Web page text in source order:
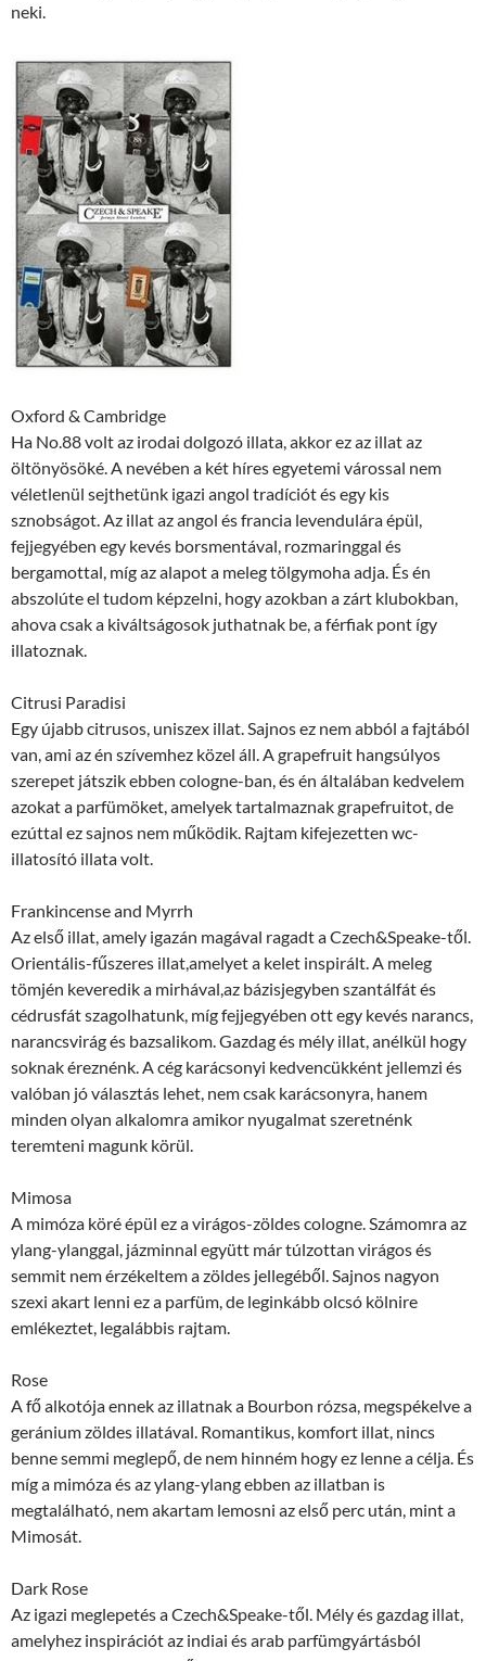
neki.
Oxford & Cambridge
Ha No.88 volt az irodai dolgozó illata, akkor ez az illat az
öltönyösöké. A nevében a két híres egyetemi várossal nem
véletlenül sejthetünk igazi angol tradíciót és egy kis
sznobságot. Az illat az angol és francia levendulára épül,
fejjegyében egy kevés borsmentával, rozmaringgal és
bergamottal, míg az alapot a meleg tölgymoha adja. És én
abszolúte el tudom képzelni, hogy azokban a zárt klubokban,
ahova csak a kiváltságosok juthatnak be, a férfiak pont így
illatoznak.
Citrusi Paradisi
Egy újabb citrusos, uniszex illat. Sajnos ez nem abból a fajtából
van, ami az én szívemhez közel áll. A grapefruit hangsúlyos
szerepet játszik ebben cologne-ban, és én általában kedvelem
azokat a parfümöket, amelyek tartalmaznak grapefruitot, de
ezúttal ez sajnos nem működik. Rajtam kifejezetten wc-
illatosító illata volt.
Frankincense and Myrrh
Az első illat, amely igazán magával ragadt a Czech&Speake-től.
Orientális-fűszeres illat,amelyet a kelet inspirált. A meleg
tömjén keveredik a mirhával,az bázisjegyben szantálfát és
cédrusfát szagolhatunk, míg fejjegyében ott egy kevés narancs,
narancsvirág és bazsalikom. Gazdag és mély illat, anélkül hogy
soknak éreznénk. A cég karácsonyi kedvencükként jellemzi és
valóban jó választás lehet, nem csak karácsonyra, hanem
minden olyan alkalomra amikor nyugalmat szeretnénk
teremteni magunk körül.
Mimosa
A mimóza köré épül ez a virágos-zöldes cologne. Számomra az
ylang-ylanggal, jázminnal együtt már túlzottan virágos és
semmit nem érzékeltem a zöldes jellegéből. Sajnos nagyon
szexi akart lenni ez a parfüm, de leginkább olcsó kölnire
emlékeztet, legalábbis rajtam.
Rose
A fő alkotója ennek az illatnak a Bourbon rózsa, megspékelve a
geránium zöldes illatával. Romantikus, komfort illat, nincs
benne semmi meglepő, de nem hinném hogy ez lenne a célja. És
míg a mimóza és az ylang-ylang ebben az illatban is
megtalálható, nem akartam lemosni az első perc után, mint a
Mimosát.
Dark Rose
Az igazi meglepetés a Czech&Speake-től. Mély és gazdag illat,
amelyhez inspirációt az indiai és arab parfümgyártásból